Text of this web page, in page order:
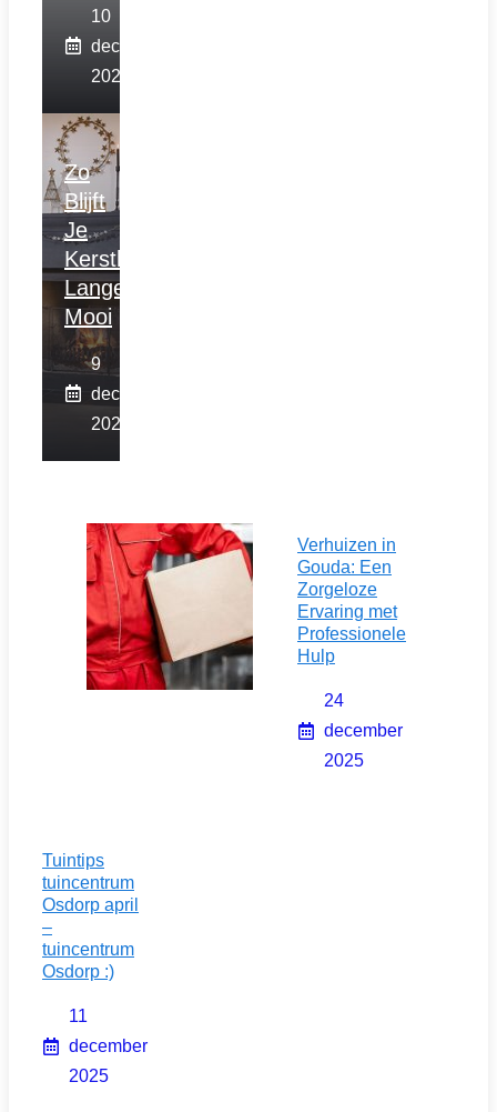
10
december
2025
Zo
Blijft
Je
Kerstboom
Langer
Mooi
9
december
2025
Verhuizen in
Gouda: Een
Zorgeloze
Ervaring met
Professionele
Hulp
24
december
2025
Tuintips
tuincentrum
Osdorp april
–
tuincentrum
Osdorp :)
11
december
2025